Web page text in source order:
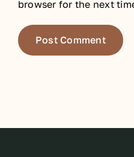
browser for the next